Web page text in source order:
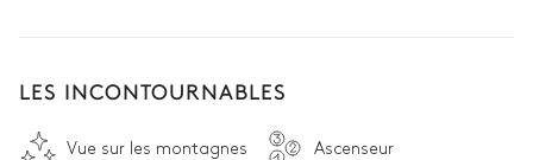
toutes pourvues d’une salle de bains privée. Débarrassées des
éléments superflus, elles laissent s’exprimer toute la beauté
et confortable.
LES INCONTOURNABLES
Vue sur les montagnes Ascenseur